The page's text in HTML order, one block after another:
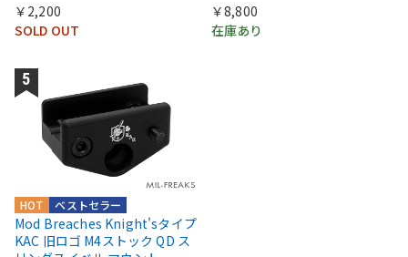
￥2,200
SOLD OUT
￥8,800
在庫あり
ベストセラー
HOT
Mod Breaches Knight'sタイプ
KAC 旧ロゴ M4ストック QD ス